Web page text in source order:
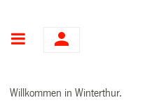
Hauptnavigation
Willkommen in Winterthur.